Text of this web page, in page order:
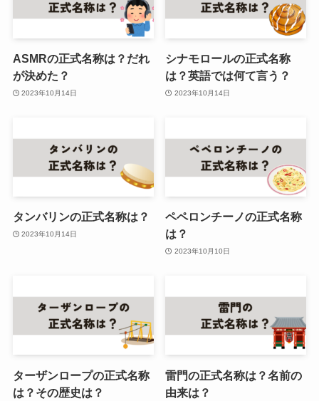
ASMRの正式名称は？だれ
が決めた？
2023年10月14日
シナモロールの正式名称
は？英語では何て言う？
2023年10月14日
タンバリンの正式名称は？
2023年10月14日
ペペロンチーノの正式名称
は？
2023年10月10日
ターザンロープの正式名称
は？その歴史は？
雷門の正式名称は？名前の
由来は？